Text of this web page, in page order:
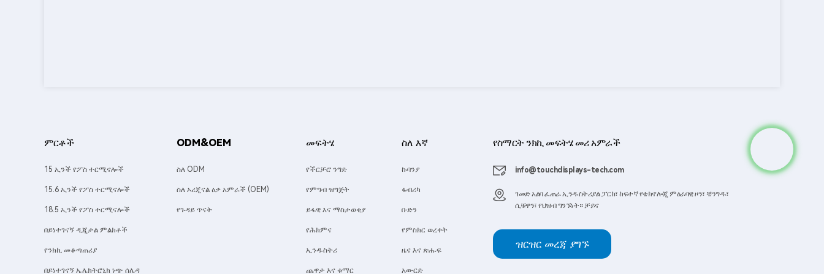
ምርቶች
15 ኢንች የፖስ ተርሚናሎች
15.6 ኢንች የፖስ ተርሚናሎች
18.5 ኢንች የፖስ ተርሚናሎች
በይነተገናኝ ዲጂታል ምልክቶች
የንክኪ መቆጣጠሪያ
በይነተገናኝ ኤሌክትሮኒክ ነጭ ሰሌዳ
ODM&OEM
ስለ ODM
ስለ ኦሪጂናል ዕቃ አምራች (OEM)
የጉዳይ ጥናት
መፍትሄ
የችርቻሮ ንግድ
የምግብ ዝግጅት
ይፋዊ እና ማስታወቂያ
የሕክምና
ኢንዱስትሪ
ጨዋታ እና ቁማር
ስለ እኛ
ኩባንያ
ፋብሪካ
ቡድን
የምስክር ወረቀት
ዜና እና ጽሑፍ
አውርድ
የስማርት ንክኪ መፍትሄ መሪ አምራች
info@touchdisplays-tech.com
ገመድ አልባ ፈጠራ ኢንዱስትሪያል ፓርክ፣ ከፍተኛ የቴክኖሎጂ ምዕራባዊ ዞን፣ ቼንግዱ፣
ሲቹዋን፣ የህዝብ ግንኙነት። ቻይና
ዝርዝር መረጃ ያግኙ